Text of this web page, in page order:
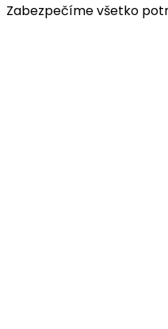
Zabezpečíme všetko